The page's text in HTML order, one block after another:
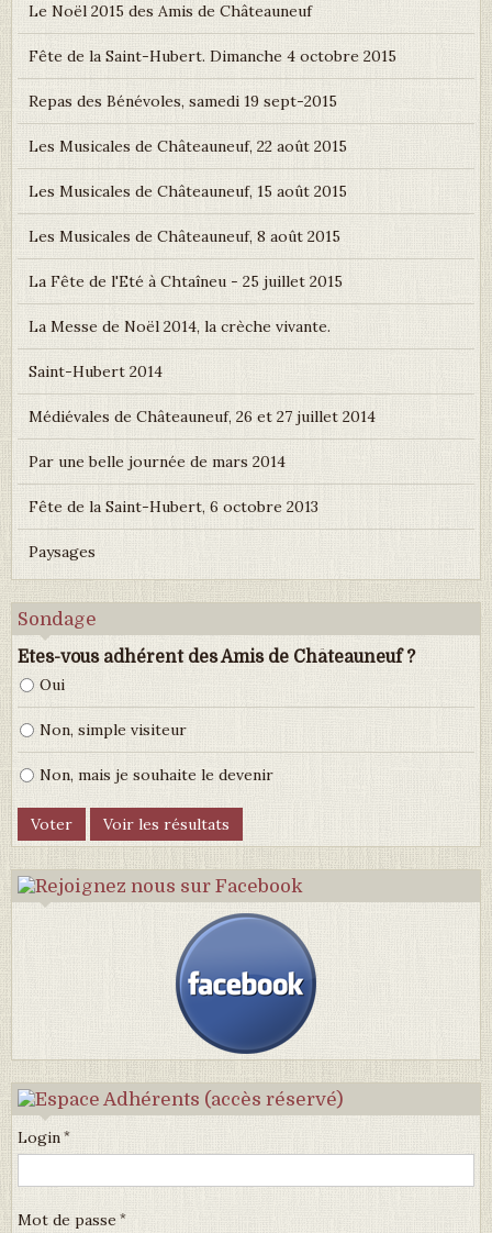
Le Noël 2015 des Amis de Châteauneuf
Fête de la Saint-Hubert. Dimanche 4 octobre 2015
Repas des Bénévoles, samedi 19 sept-2015
Les Musicales de Châteauneuf, 22 août 2015
Les Musicales de Châteauneuf, 15 août 2015
Les Musicales de Châteauneuf, 8 août 2015
La Fête de l'Eté à Chtaîneu - 25 juillet 2015
La Messe de Noël 2014, la crèche vivante.
Saint-Hubert 2014
Médiévales de Châteauneuf, 26 et 27 juillet 2014
Par une belle journée de mars 2014
Fête de la Saint-Hubert, 6 octobre 2013
Paysages
Sondage
Etes-vous adhérent des Amis de Châteauneuf ?
Oui
Non, simple visiteur
Non, mais je souhaite le devenir
Login
Mot de passe